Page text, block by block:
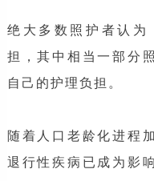
绝大多数照护者认为
担，其中相当一部分
自己的护理负担。
随着人口老龄化进程
退行性疾病已成为影